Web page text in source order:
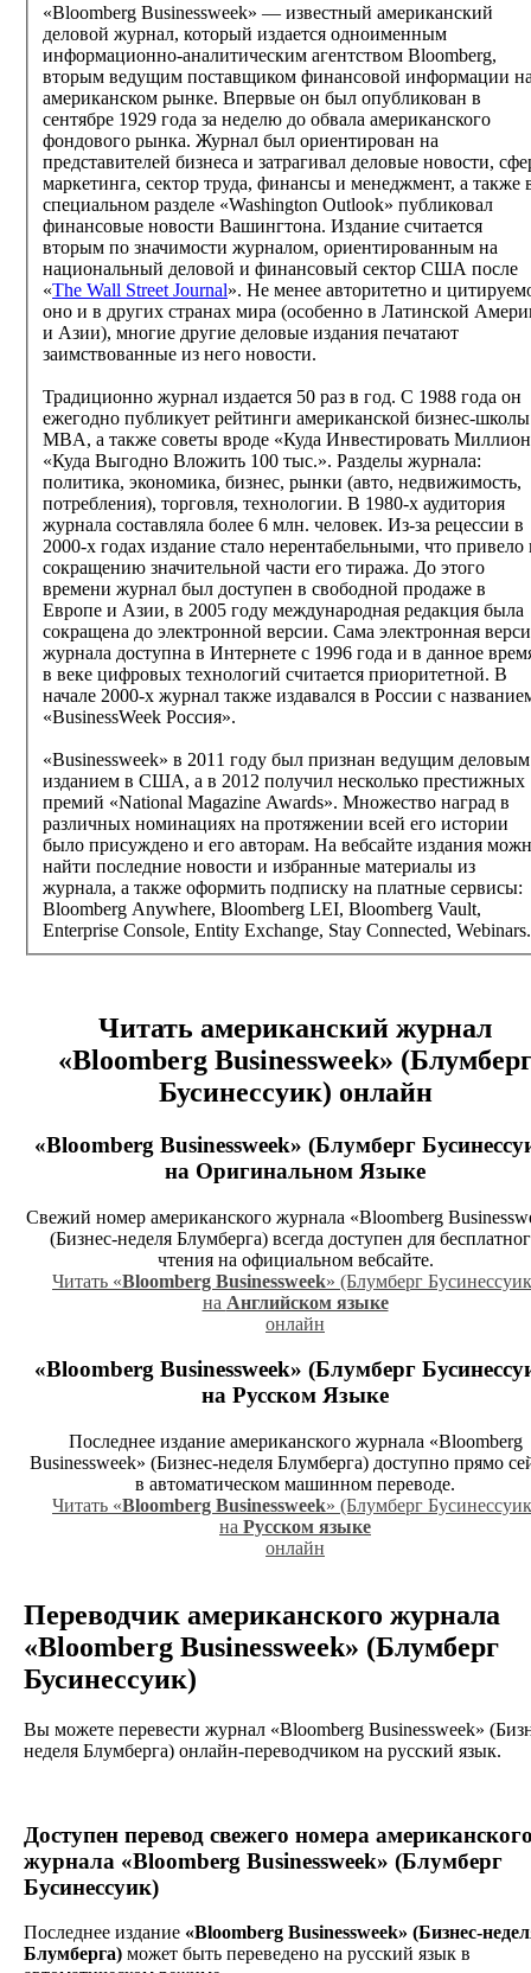
«Bloomberg Businessweek» — известный американский
деловой журнал, который издается одноименным
информационно-аналитическим агентством Bloomberg,
вторым ведущим поставщиком финансовой информации
американском рынке. Впервые он был опубликован в
сентябре 1929 года за неделю до обвала американского
фондового рынка. Журнал был ориентирован на
представителей бизнеса и затрагивал деловые новости,
маркетинга, сектор труда, финансы и менеджмент, а также
специальном разделе «Washington Outlook» публиковал
финансовые новости Вашингтона. Издание считается
вторым по значимости журналом, ориентированным на
национальный деловой и финансовый сектор США после
«The Wall Street Journal». Не менее авторитетно и
оно и в других странах мира (особенно в Латинской
и Азии), многие другие деловые издания печатают
заимствованные из него новости.
Традиционно журнал издается 50 раз в год. С 1988 года он
ежегодно публикует рейтинги американской бизнес-школы
MBA, а также советы вроде «Куда Инвестировать
«Куда Выгодно Вложить 100 тыс.». Разделы журнала:
политика, экономика, бизнес, рынки (авто, недвижимость,
потребления), торговля, технологии. В 1980-х аудитория
журнала составляла более 6 млн. человек. Из-за рецессии в
2000-х годах издание стало нерентабельными, что привело
сокращению значительной части его тиража. До этого
времени журнал был доступен в свободной продаже в
Европе и Азии, в 2005 году международная редакция была
сокращена до электронной версии. Сама электронная
журнала доступна в Интернете с 1996 года и в данное
в веке цифровых технологий считается приоритетной. В
начале 2000-х журнал также издавался в России с
«BusinessWeek Россия».
«Businessweek» в 2011 году был признан ведущим деловым
изданием в США, а в 2012 получил несколько престижных
премий «National Magazine Awards». Множество наград в
различных номинациях на протяжении всей его истории
было присуждено и его авторам. На вебсайте издания
найти последние новости и избранные материалы из
журнала, а также оформить подписку на платные сервисы:
Bloomberg Anywhere, Bloomberg LEI, Bloomberg Vault,
Enterprise Console, Entity Exchange, Stay Connected, Webinars.
Читать американский журнал
«Bloomberg Businessweek»
Бусинессуик) онлайн
«Bloomberg Businessweek» (Блумберг
на Оригинальном Языке
Свежий номер американского журнала «Bloomberg
(Бизнес-неделя Блумберга) всегда доступен для
чтения на официальном вебсайте.
Читать «Bloomberg Businessweek» (Блумберг
на Английском языке
онлайн
«Bloomberg Businessweek» (Блумберг
на Русском Языке
Последнее издание американского журнала «Bloomberg
Businessweek» (Бизнес-неделя Блумберга) доступно прямо
в автоматическом машинном переводе.
Читать «Bloomberg Businessweek» (Блумберг
на Русском языке
онлайн
Переводчик американского журнала
«Bloomberg Businessweek» (Блумберг
Бусинессуик)
Вы можете перевести журнал «Bloomberg Businessweek»
неделя Блумберга) онлайн-переводчиком на русский язык.
Доступен перевод свежего номера
журнала «Bloomberg Businessweek» (Блумберг
Бусинессуик)
Последнее издание «Bloomberg Businessweek» (Бизнес-
Блумберга) может быть переведено на русский язык в